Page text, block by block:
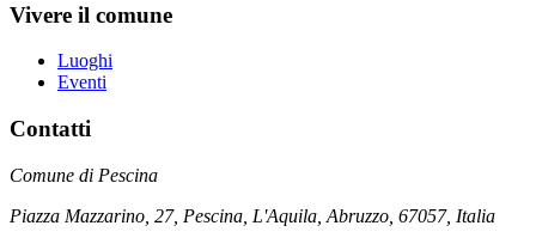
Vivere il comune
Luoghi
Eventi
Contatti
Comune di Pescina
Piazza Mazzarino, 27, Pescina, L'Aquila, Abruzzo, 67057, Italia